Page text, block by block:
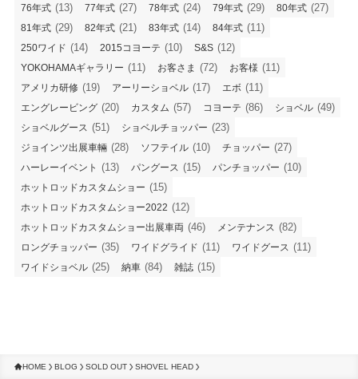
76年式 (13) 77年式 (27) 78年式 (24) 79年式 (29) 80年式 (27)
81年式 (29) 82年式 (21) 83年式 (14) 84年式 (11)
250ワイド (14) 2015コヨーテ (10) S&S (12)
YOKOHAMAギャラリー (11) お客さま (72) お客様 (11)
アメリカ研修 (19) アーリーショベル (17) エボ (11)
エングレービング (20) カスタム (57) コヨーテ (86) ショベル (49)
ショベルグース (51) ショベルチョッパー (23)
ジョインツ出展車輛 (28) ソフテイル (10) チョッパー (27)
ハーレーイベント (13) パングース (15) パンチョッパー (10)
ホットロッドカスタムショー (15)
ホットロッドカスタムショー2022 (12)
ホットロッドカスタムショー出展車両 (46) メンテナンス (82)
ロングチョッパー (35) ワイドグライド (11) ワイドグース (11)
ワイドショベル (25) 納車 (84) 雑誌 (15)
HOME BLOG SOLD OUT SHOVEL HEAD